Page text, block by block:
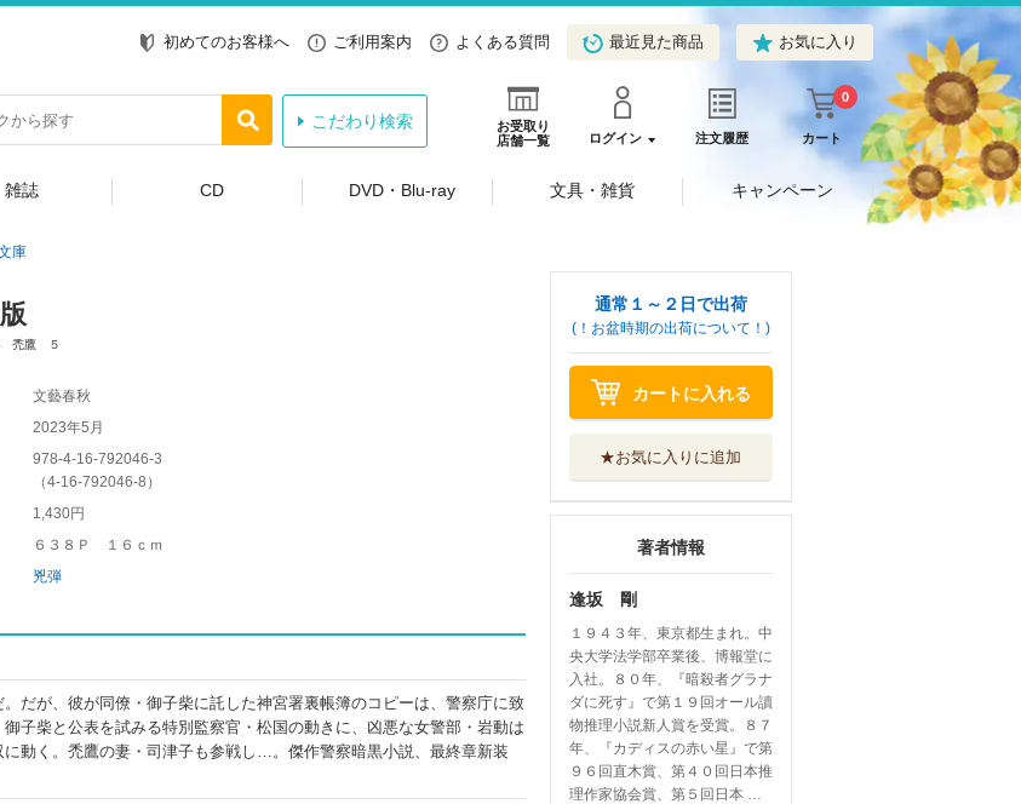
初めてのお客様へ ご利用案内 よくある質問 最近見た商品 お気に入り
お受取り
店舗一覧
ログイン 注文履歴 カート
0
こだわり検索
雑誌 CD DVD・Blu-ray 文具・雑貨 キャンペーン
庫
禿鷹 ５
文藝春秋
2023年5月
978-4-16-792046-3
（4-16-792046-8 ）
1,430円
６３８Ｐ １６ｃｍ
兇弾
だが、彼が同僚・御子柴に託した神宮署裏帳簿のコピーは、警察庁に致
子柴と公表を試みる特別監察官・松国の動きに、凶悪な女警部・岩動は
動く。禿鷹の妻・司津子も参戦し…。傑作警察暗黒小説、最終章新装
通常１～２日で出荷
(！お盆時期の出荷について！)
カートに入れる
★お気に入りに追加
著者情報
逢坂 剛
１９４３年、東京都生まれ。中
央大学法学部卒業後、博報堂に
入社。８０年、『暗殺者グラナ
ダに死す』で第１９回オール讀
物推理小説新人賞を受賞。８７
年、『カディスの赤い星』で第
９６回直木賞、第４０回日本推
理作家協会賞、第５回日本 …